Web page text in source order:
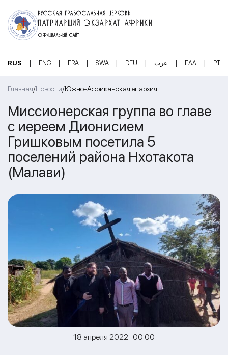
РУССКАЯ ПРАВОСЛАВНАЯ ЦЕРКОВЬ
ПАТРИАРШИЙ ЭКЗАРХАТ АФРИКИ
ОФИЦИАЛЬНЫЙ САЙТ
RUS | ENG | FRA | SWA | DEU | عرب | ΕΛΛ | PT
Главная/Новости/Южно-Африканская епархия
Миссионерская группа во главе
с иереем Дионисием
Гришковым посетила 5
поселений района Нхотакота
(Малави)
18 апреля 2022 00:00